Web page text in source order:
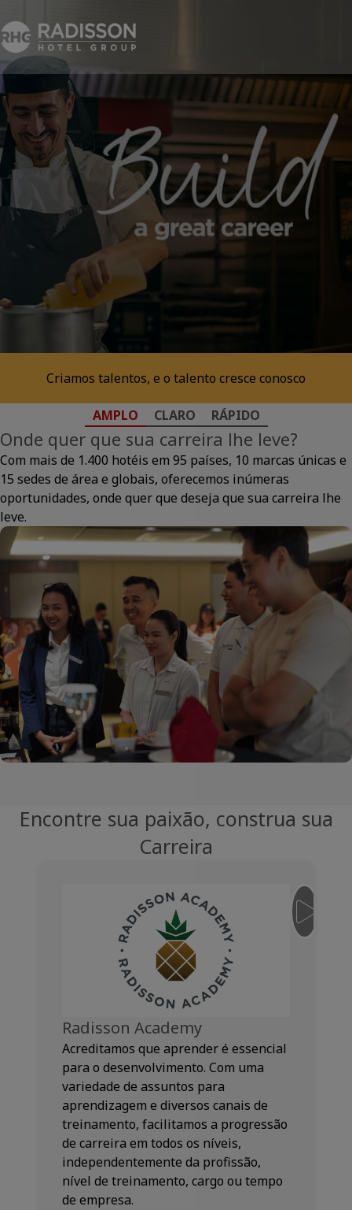
Criamos talentos, e o talento cresce conosco
Career
AMPLO CLARO RÁPIDO
Onde quer que sua carreira lhe leve?
Com mais de 1.400 hotéis em 95 países, 10 marcas únicas e
15 sedes de área e globais, oferecemos inúmeras
oportunidades, onde quer que deseja que sua carreira lhe
leve.
Encontre sua paixão, construa sua
Carreira
Radisson Academy
Acreditamos que aprender é essencial
para o desenvolvimento. Com uma
variedade de assuntos para
aprendizagem e diversos canais de
treinamento, facilitamos a progressão
de carreira em todos os níveis,
independentemente da profissão,
nível de treinamento, cargo ou tempo
de empresa.